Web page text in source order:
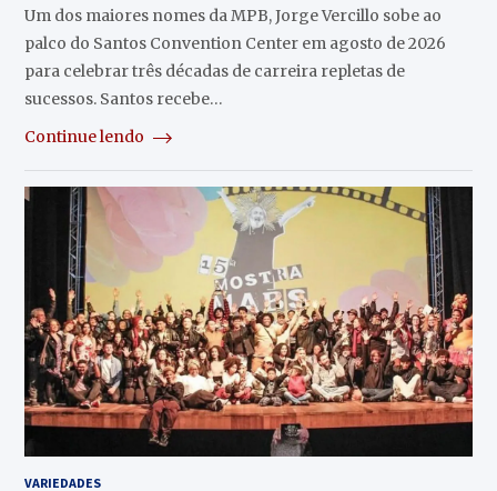
Um dos maiores nomes da MPB, Jorge Vercillo sobe ao
palco do Santos Convention Center em agosto de 2026
para celebrar três décadas de carreira repletas de
sucessos. Santos recebe…
Continue lendo
VARIEDADES